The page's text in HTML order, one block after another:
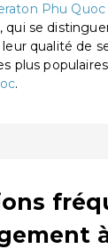
Phu
, qui se
qualité de
plus
.